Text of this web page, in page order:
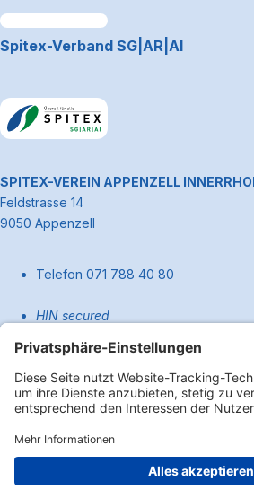
Link zum Premiumpartner: Allianz
Spitex-Verband SG|AR|AI
~Kontaktinformationen
SPITEX-VEREIN APPENZELL
Feldstrasse 14
9050 Appenzell
Telefon 071 788 40 80
HIN secured
info@spitexai.ch (allgemein)
Kontakt
Disclaimer